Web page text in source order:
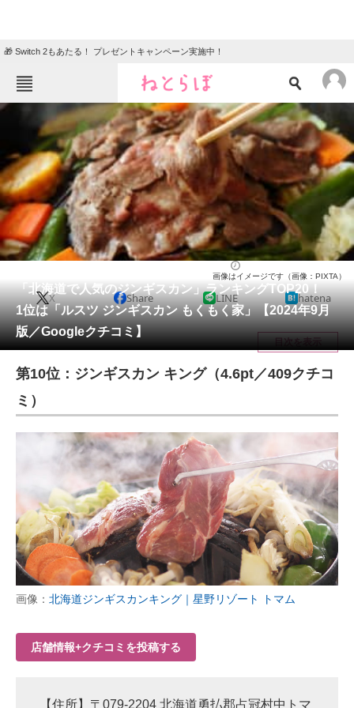
🎁 Switch 2もあたる！ プレゼントキャンペーン実施中！
ねとらぼメニュー
ニュース
エンタメ クイズ
グルメ 地域
住まい 教育・育児
動物 リサーチ
会員記事
メディア
注目記事を集めた総合ページ
進化するPCとデバイスの未来
好きが集まる 比べて選べる
ビジネスと働き方のヒント
AI活用のいまが分かる
企業ITのトレンドを詳説
マーケ×ITの今がよく分かる
「北海道で人気のジンギスカン」ランキングTOP20！
1位は「ルスツ ジンギスカン もくもく家」【2024年9月
版／Googleクチコミ】
画像はイメージです（画像：PIXTA）
X Share LINE hatena
目次を表示
第10位：ジンギスカン キング（4.6pt／409クチコ
ミ）
画像： 北海道ジンギスカンキング｜星野リゾート トマム
店舗情報+クチコミを投稿する
【住所】〒079-2204 北海道勇払郡占冠村中トマ